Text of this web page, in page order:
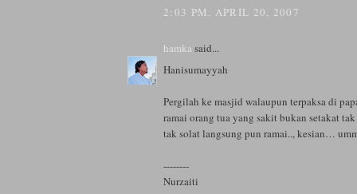
2:03 PM, APRIL 20, 2007
hamka said...
Hanisumayyah
Pergilah ke masjid walaupun terpaksa di
ramai orang tua yang sakit bukan setakat
tak solat langsung pun ramai.., kesian…
--------
Nurzaiti